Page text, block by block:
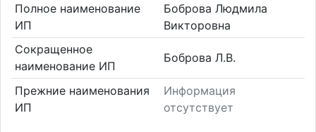
Полное наименование
ИП
Боброва Людмила
Викторовна
Сокращенное
наименование ИП
Боброва Л.В.
Прежние наименования
ИП
Информация
отсутствует